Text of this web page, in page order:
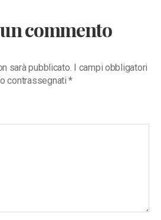
commento
sarà pubblicato. I campi obbligatori
contrassegnati*